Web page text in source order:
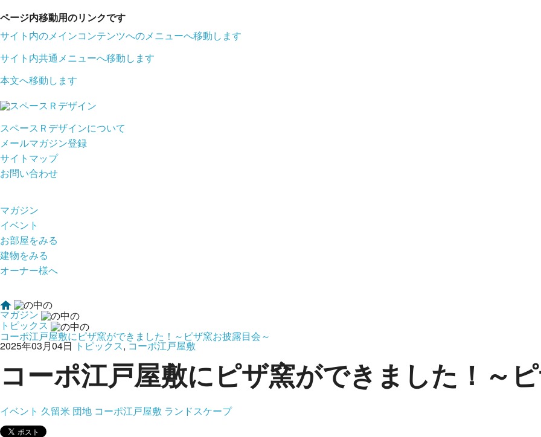
ページ内移動用のリンクです
サイト内のメインコンテンツへのメニューへ移動します
サイト内共通メニューへ移動します
本文へ移動します
スペースＲデザインについて
メールマガジン登録
サイトマップ
お問い合わせ
マガジン
イベント
お部屋をみる
建物をみる
オーナー様へ
マガジン
トピックス
コーポ江戸屋敷にピザ窯ができました！～ピザ窯お披露目会～
2025年03月04日 トピックス,コーポ江戸屋敷
コーポ江戸屋敷にピザ窯ができました！～
イベント 久留米 団地 コーポ江戸屋敷 ランドスケープ